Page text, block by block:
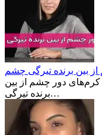
بین برنده تیرگی چشم
دور چشم از بین
برنده تیرگی…